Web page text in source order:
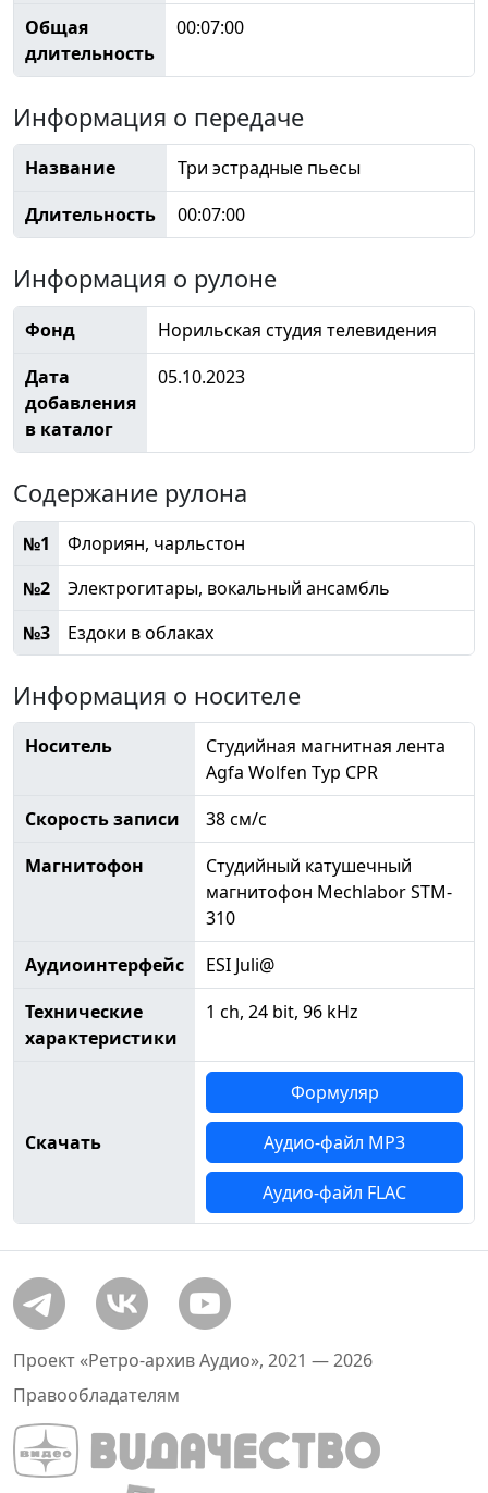
Общая
длительность
00:07:00
Информация о передаче
Название
Три эстрадные пьесы
Длительность
00:07:00
Информация о рулоне
Фонд
Норильская студия телевидения
Дата
добавления
в каталог
05.10.2023
Содержание рулона
№1
Флориян, чарльстон
№2
Электрогитары, вокальный ансамбль
№3
Ездоки в облаках
Информация о носителе
Носитель
Студийная магнитная лента
Agfa Wolfen Typ CPR
Скорость записи
38 см/с
Магнитофон
Студийный катушечный
магнитофон Mechlabor STM-
310
Аудиоинтерфейс
ESI Juli@
Технические
характеристики
1 ch, 24 bit, 96 kHz
Скачать
Формуляр
Аудио-файл MP3
Аудио-файл FLAC
Проект «Ретро-архив Аудио», 2021 — 2026
Правообладателям